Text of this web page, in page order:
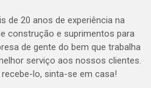
de 20 anos de experiência na
construção e suprimentos para
de gente do bem que trabalha
serviço aos nossos clientes.
lo, sinta-se em casa!